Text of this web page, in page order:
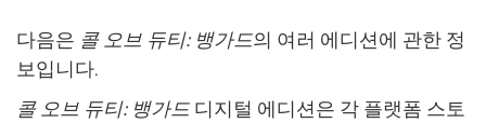
다음은 콜 오브 듀티: 뱅가드의 여러 에디션에 관한 정
보입니다.
콜 오브 듀티: 뱅가드 디지털 에디션은 각 플랫폼 스토